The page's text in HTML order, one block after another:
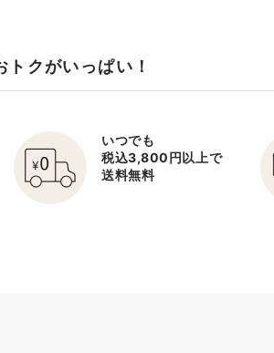
トクがいっぱい！
いつでも
税込3,800円以上で
送料無料